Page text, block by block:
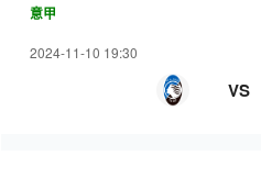
意甲
2024-11-10 19:30
VS